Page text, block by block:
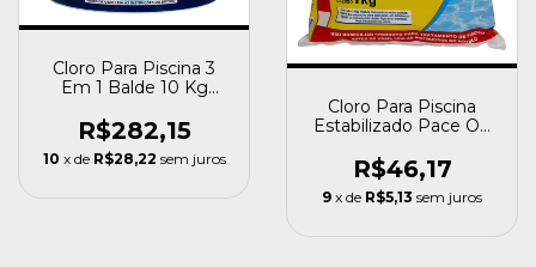
Cloro Para Piscina 3
Em 1 Balde 10 Kg
R$282,15
10 x de R$28,22 sem juros
Cloro Para Piscina
Estabilizado Pace Ou
R$46,17
9 x de R$5,13 sem juros